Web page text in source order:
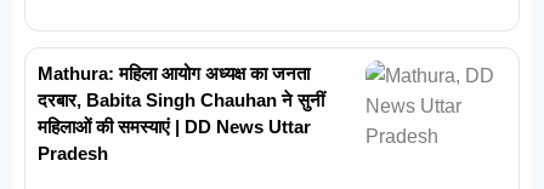
Mathura: महिला आयोग अध्यक्ष का जनता
दरबार, Babita Singh Chauhan ने सुनीं
महिलाओं की समस्याएं | DD News Uttar
Pradesh